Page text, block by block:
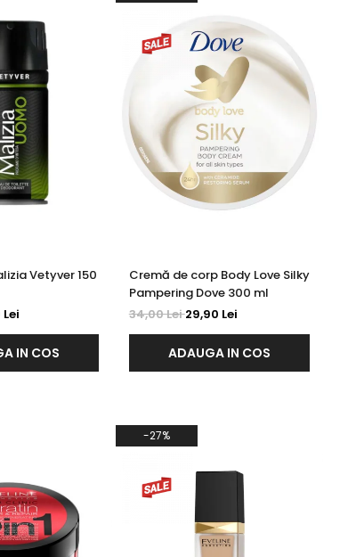
Vetyver 150
IN COS
Cremă de corp Body Love Silky
Pampering Dove 300 ml
34,00 Lei29,90 Lei
ADAUGA IN COS
-27%